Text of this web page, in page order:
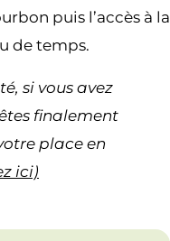
puis l’accès à la
de temps.
si vous avez
finalement
place en
ici)